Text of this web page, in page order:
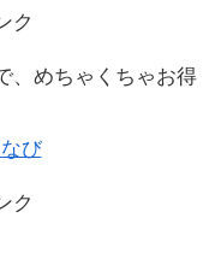
ク
、めちゃくちゃお得
び
ク